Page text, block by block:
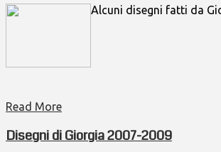
Alcuni disegni fatti da
Read More
Disegni di Giorgia 2007-2009